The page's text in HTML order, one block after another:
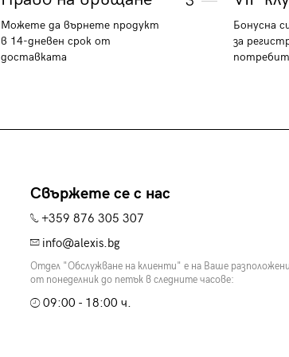
Можете да върнете продукт
в 14-дневен срок от
доставката
Бонусна
за
Свържете се с нас
+359 876 305 307
info@alexis.bg
Отдел "Обслужване на клиенти" е на Ваше
от понеделник до петък в следните часове:
09:00 - 18:00 ч.